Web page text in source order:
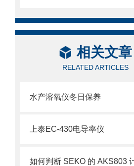
相关文章
RELATED ARTICLES
水产溶氧仪冬日保养
上泰EC-430电导率仪